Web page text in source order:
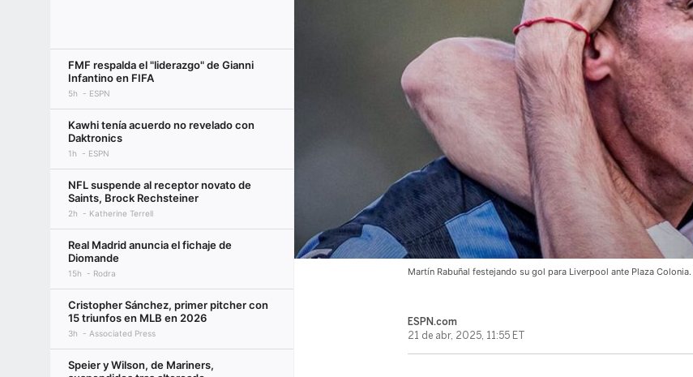
FMF respalda el "liderazgo" de Gianni
Infantino en FIFA
5h ESPN
Kawhi tenía acuerdo no revelado con
Daktronics
1h ESPN
NFL suspende al receptor novato de
Saints, Brock Rechsteiner
2h Katherine Terrell
Real Madrid anuncia el fichaje de
Diomande
15h Rodra
Cristopher Sánchez, primer pitcher con
15 triunfos en MLB en 2026
3h Associated Press
Speier y Wilson, de Mariners,
Martín Rabuñal festejando su gol para Liverpool ante Plaza Colonia.
ESPN.com
21 de abr, 2025, 11:55 ET